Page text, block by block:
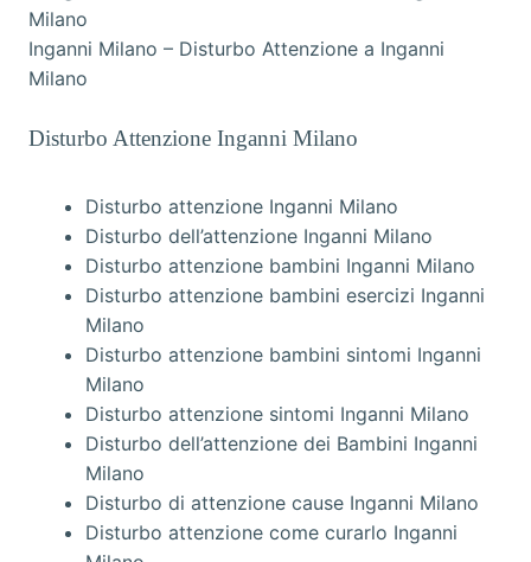
Inganni Milano – Disturbo Attenzione a Inganni
Milano
Disturbo Attenzione Inganni Milano
Disturbo attenzione Inganni Milano
Disturbo dell’attenzione Inganni Milano
Disturbo attenzione bambini Inganni Milano
Disturbo attenzione bambini esercizi Inganni
Milano
Disturbo attenzione bambini sintomi Inganni
Milano
Disturbo attenzione sintomi Inganni Milano
Disturbo dell’attenzione dei Bambini Inganni
Milano
Disturbo di attenzione cause Inganni Milano
Disturbo attenzione come curarlo Inganni